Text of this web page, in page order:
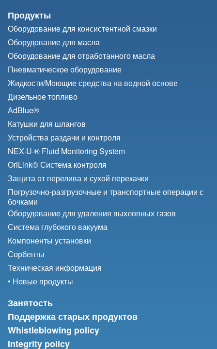
Продукты
Оборудование для консистентной смазки
Оборудование для масла
Оборудование для отработанного масла
Пневматическое оборудование
Жидкости/Моющие средства на водной основе
Дизельное топливо
AdBlue®
Катушки для шлангов
Устройства раздачи и контроля
NEX·U·® Fluid Monitoring System
OriLink® Система контроля
Защита от перелива и сухой перекачки
Погрузочно-разгрузочные и транспортные операции с
бочками
Оборудование для удаления выхлопных газов
Система глубокого вакуума
Компоненты установки
Сорбенты
Техническая информация
• Новые продукты
Занятость
Поддержка старых продуктов
Whistleblowing policy
Integrity policy